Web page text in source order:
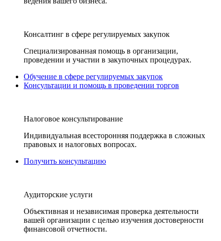
Консалтинг в сфере регулируемых закупок
Специализированная помощь в организации,
проведении и участии в закупочных процедурах.
Обучение в сфере регулируемых закупок
Консультации и помощь в проведении торгов
Налоговое консультирование
Индивидуальная всесторонняя поддержка в сложных
правовых и налоговых вопросах.
Получить консультацию
Аудиторские услуги
Объективная и независимая проверка деятельности
вашей организации с целью изучения достоверности
финансовой отчетности.